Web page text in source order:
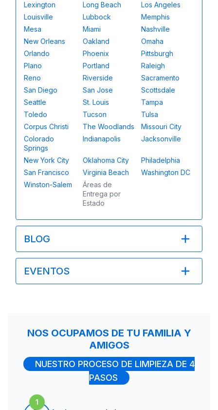
Lexington
Long Beach
Los Angeles
Louisville
Lubbock
Memphis
Mesa
Miami
Nashville
New Orleans
Oakland
Omaha
Orlando
Phoenix
Pittsburgh
Plano
Portland
Raleigh
Reno
Riverside
Sacramento
San Diego
San Jose
Scottsdale
Seattle
St. Louis
Tampa
Toledo
Tucson
Tulsa
Corpus Christi
The Woodlands
Missouri City
Colorado
Springs
Indianapolis Jacksonville
New York City Oklahoma City
Philadelphia
San Francisco
Virginia Beach
Washington DC
Winston-Salem
Áreas de
Entrega por
Estado
BLOG
EVENTOS
NOS OCUPAMOS DE TU FAMILIA Y
AMIGOS
NUESTRO PROCESO DE LIMPIEZA DE 4
PASOS
1